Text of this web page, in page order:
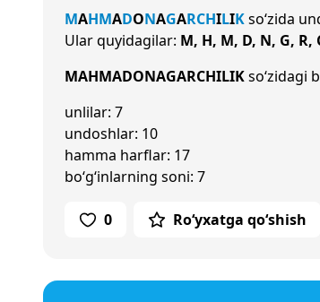
MAHMADONAGARCHILIKso‘zida
Ular quyidagilar: M, H, M, D, N, G, R,
MAHMADONAGARCHILIKso‘zidagi
unlilar: 7
undoshlar: 10
hamma harflar: 17
bo‘g‘inlarning soni: 7
0 Ro‘yxatga qo‘shish